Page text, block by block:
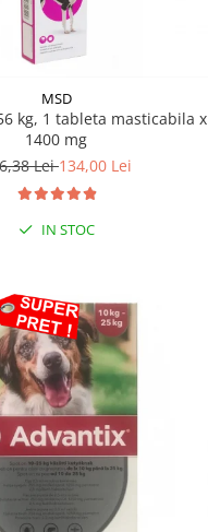
MSD
kg, 1 tableta masticabila x
1400 mg
Lei134,00 Lei
IN STOC